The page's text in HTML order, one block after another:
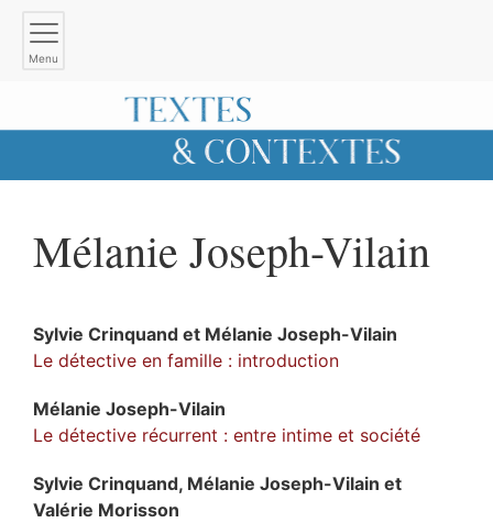
Menu
Mélanie Joseph-Vilain
Sylvie Crinquand et Mélanie Joseph-Vilain
Le détective en famille : introduction
Mélanie Joseph-Vilain
Le détective récurrent : entre intime et société
Sylvie Crinquand, Mélanie Joseph-Vilain et
Valérie Morisson